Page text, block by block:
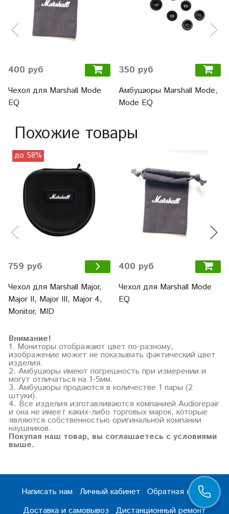
400 руб
Чехол для Marshall Mode
EQ
350 руб
Амбушюры Marshall Mode,
Mode EQ
Похожие товары
до 58%
759 руб
Чехол для Marshall Major,
Major II, Major III, Major 4,
Monitor, MID
400 руб
Чехол для Marshall Mode
EQ
Внимание!
1. Мониторы отображают цвет по-разному,
изображение может не показывать фактический цвет
изделия.
2. Амбушюры имеют погрешность при измерении и
могут отличаться на 1-5мм.
3. Амбушюры продаются в количестве 1 пары (2
штуки).
4. Все изделия изготавливаются компанией Audiorepair
и она не имеет каких-либо торговых марок, которые
являются собственностью оригинальной компании
наушников.
Покупая наш товар, вы соглашаетесь с условиями
выше.
Написать нам Личный кабинет
Обратная связь
Доставка и самовывоз
Дистанционный ремонт